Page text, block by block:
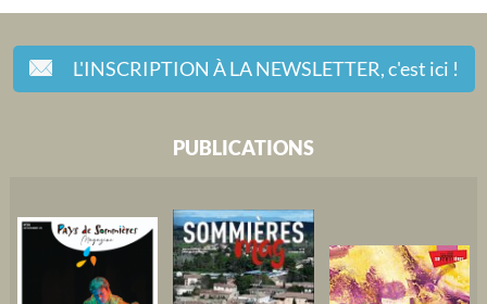
L'INSCRIPTION À LA NEWSLETTER,c'est ici !
PUBLICATIONS